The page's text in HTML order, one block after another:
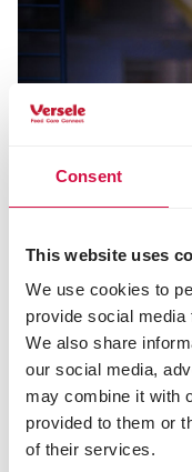
Consent
This website uses
We use cookies to
provide social
We also share
our social media,
may combine it with
provided to them or
of their services.
Nadelen van
Het woord 'fret'
'dief' betekent. En
een fret als
aanpassen, want
loopt gevaar. Ze
plaatsen waar ze